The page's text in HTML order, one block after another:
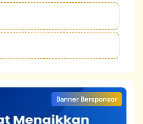
Banner Bersponsor